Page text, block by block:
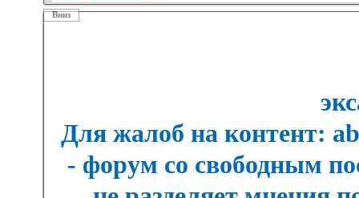
Вниз
Для жалоб на контент:
- форум со свободным